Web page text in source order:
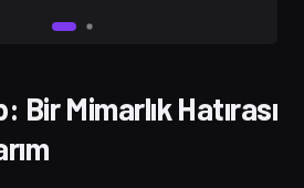
Bir Mimarlık Hatırası